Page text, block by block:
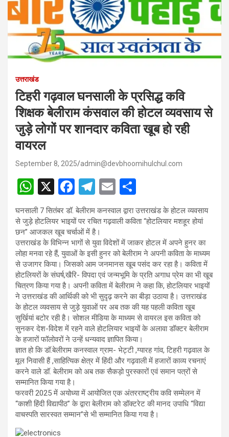
उत्तराखंड
टिहरी गढ़वाल घनसाली के प्रसिद्ध कवि
शिक्षक बेलीराम कंसवाल की होटल व्यवसाय से
जुड़े लोगों पर शानदार कविता खूब हो रही
वायरल
September 8, 2025 admin@devbhoomihulchul.com
W
h
at
s
A
p
p
X
F
a
ce
b
o
o
k
T
el
e
gr
a
m
E
m
ail
h
ar
e
घनसाली 7 सितंबर डॉ. बेलीराम कनस्वाल द्वारा उत्तराखंड के होटल व्यवसाय
से जुड़े होटलियर भाइयों पर रचित गढ़वाली कविता “होटलियार मशहूर होयां
छन” आजकल खूब चर्चाओं में है।
उत्तराखंड के विभिन्न भागों से युवा विदेशों में जाकर होटल में अपने हुनर का
लोहा मनवा रहे हैं, युवाओं के इसी हुनर को बेलीराम ने अपनी कविता के माध्यम
से उजागर किया। जिसको आम जनमानस खूब पसंद कर रहा है। कविता में
होटलियरों के संघर्ष,खैरि- विपदा एवं जन्मभूमि के प्रति अगाध प्रेम का भी खूब
चित्रण किया गया है। अपनी कविता में बेलीराम ने कहा कि, होटलियार भाइयों
ने उत्तराखंड की आर्थिकी को भी सुदृढ़ करने का बीड़ा उठाया है। उत्तराखंड
के होटल व्यवसाय से जुड़े युवाओं पर अब तक की यह पहली कविता खूब
सुर्खियां बटोर रही है। सोशल मीडिया के माध्यम से वायरल इस कविता को
सुनकर देश-विदेश में रहने वाले होटलियार भाइयों के अलावा डॉक्टर बेलीराम
के हजारों फॉलोवरों ने उन्हें धन्यवाद ज्ञापित किया।
ज्ञात हो कि डॉ.बेलीराम कनस्वाल ग्राम- भेट्टी ,ग्यारह गांव, टिहरी गढ़वाल के
मूल निवासी हैं ,साहित्यिक क्षेत्र में हिंदी और गढ़वाली में हजारों काव्य रचनाएं
करने वाले डॉ. बेलीराम को अब तक सैकड़ो पुरस्कारों एवं समान पत्रों से
सम्मानित किया गया है।
फरवरी 2025 में अयोध्या में आयोजित एक अंतरराष्ट्रीय कवि सम्मेलन में
“काशी हिंदी विद्यापीठ” के द्वारा बेलीराम को डॉक्टरेट की मानद उपाधि “विद्या
वाचस्पति सारस्वत सम्मान”से भी सम्मानित किया गया है।